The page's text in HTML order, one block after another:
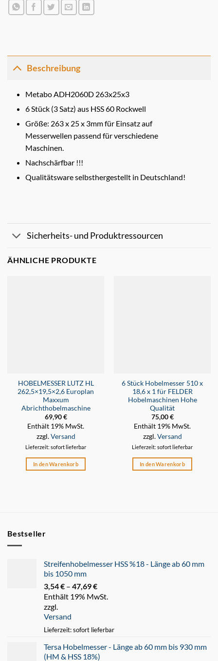
Beschreibung
Metabo ADH2060D 263x25x3
6 Stück (3 Satz) aus HSS 60 Rockwell
Größe: 263 x 25 x 3mm für Einsatz auf
Messerwellen passend für verschiedene
Maschinen.
Nachschärfbar !!!
Qualitätsware selbsthergestellt in Deutschland!
Sicherheits- und Produktressourcen
ÄHNLICHE PRODUKTE
HOBELMESSER LUTZ HL
262,5×19,5×2,6 Europlan
Maxxum
Abrichthobelmaschine
69,90€
Enthält 19% MwSt.
zzgl.Versand
Lieferzeit: sofort lieferbar
In den Warenkorb
6 Stück Hobelmesser 510 x
18,6 x 1 für FELDER
Hobelmaschinen Hohe
Qualität
75,00€
Enthält 19% MwSt.
zzgl.Versand
Lieferzeit: sofort lieferbar
In den Warenkorb
Bestseller
Streifenhobelmesser HSS %18 - Länge ab 60 mm
bis 1050 mm
3,54€ – 47,69€
3,54 €
Enthält 19% MwSt.
zzgl.
Versand
Lieferzeit: sofort lieferbar
Tersa Hobelmesser - Länge ab 60 mm bis 930 mm
(HM & HSS 18%)